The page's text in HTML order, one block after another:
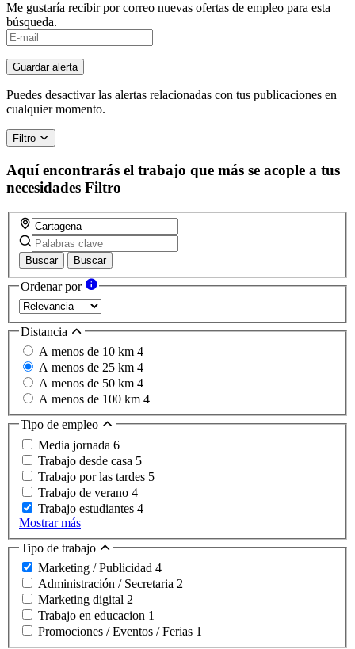
Me gustaría recibir por correo nuevas ofertas de empleo para esta
búsqueda.
If
you
are
a
human,
ignore
field
Guardar alerta
Puedes desactivar las alertas relacionadas con tus publicaciones en
cualquier momento.
Filtro
Aquí encontrarás el trabajo que más se acople a tus
necesidades Filtro
Buscar Buscar
Ordenar por
Distancia
A menos de 10 km 4
A menos de 25 km 4
A menos de 50 km 4
A menos de 100 km 4
Tipo de empleo
Media jornada 6
Trabajo desde casa 5
Trabajo por las tardes 5
Trabajo de verano 4
Trabajo estudiantes 4
Mostrar más
Tipo de trabajo
Marketing / Publicidad 4
Administración / Secretaria 2
Marketing digital 2
Trabajo en educacion 1
Promociones / Eventos / Ferias 1